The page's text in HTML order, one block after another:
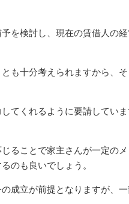
を検討し、現在の賃借人の
も十分考えられますから、
てくれるように要請してい
ることで家主さんが一定の
のも良いでしょう。
成立が前提となりますが、